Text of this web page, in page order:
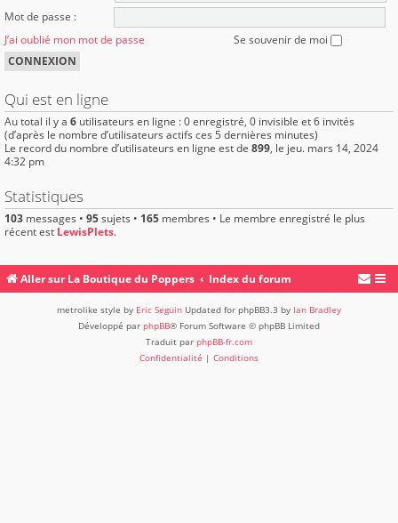
Mot de passe :
J’ai oublié mon mot de passe
Se souvenir de moi
Qui est en ligne
Au total il y a 6 utilisateurs en ligne : 0 enregistré, 0 invisible et 6 invités
(d’après le nombre d’utilisateurs actifs ces 5 dernières minutes)
Le record du nombre d’utilisateurs en ligne est de 899, le jeu. mars 14, 2024
4:32 pm
Statistiques
103 messages • 95sujets • 165 membres • Le membre enregistré le plus
récent est LewisPlets.
Aller sur La Boutique du Poppers Index du forum
metrolike style by Eric Seguin Updated for phpBB3.3 by Ian Bradley
Développé par phpBB® Forum Software © phpBB Limited
Traduit par phpBB-fr.com
Confidentialité | Conditions